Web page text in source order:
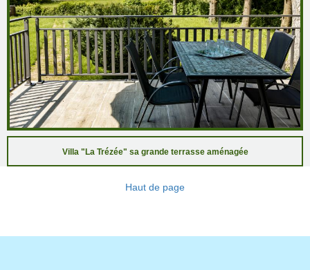
Villa "La Trézée" sa grande terrasse aménagée
Haut de page